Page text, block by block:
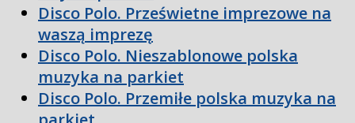
Disco Polo. Prześwietne imprezowe na
waszą imprezę
Disco Polo. Nieszablonowe polska
muzyka na parkiet
Disco Polo. Przemiłe polska muzyka na